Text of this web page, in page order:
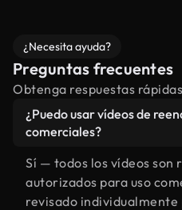
¿Necesita ayuda?
Preguntas frecuentes
Obtenga respuestas
¿Puedo usar vídeos de
comerciales?
Sí — todos los vídeos son
autorizados para uso
revisado individualmente